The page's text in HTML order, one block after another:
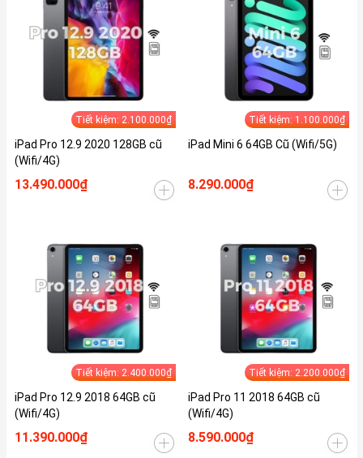
Tiết kiệm: 2.100.000₫
iPad Pro 12.9 2020 128GB cũ
(Wifi/4G)
13.490.000₫
Tiết kiệm: 1.100.000₫
iPad Mini 6 64GB Cũ (Wifi/5G)
8.290.000₫
Tiết kiệm: 2.400.000₫
iPad Pro 12.9 2018 64GB cũ
(Wifi/4G)
11.390.000₫
Tiết kiệm: 2.200.000₫
iPad Pro 11 2018 64GB cũ
(Wifi/4G)
8.590.000₫